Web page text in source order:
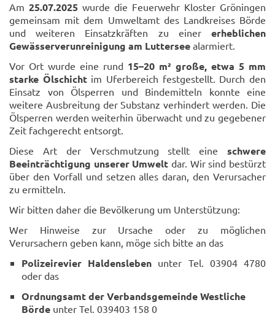
Am 25.07.2025 wurde die Feuerwehr Kloster Gröningen
gemeinsam mit dem Umweltamt des Landkreises Börde
und weiteren Einsatzkräften zu einer erheblichen
Gewässerverunreinigung am Luttersee alarmiert.
Vor Ort wurde eine rund 15–20 m² große, etwa 5 mm
starke Ölschichtim Uferbereich festgestellt. Durch den
Einsatz von Ölsperren und Bindemitteln konnte eine
weitere Ausbreitung der Substanz verhindert werden. Die
Ölsperren werden weiterhin überwacht und zu gegebener
Zeit fachgerecht entsorgt.
Diese Art der Verschmutzung stellt eine schwere
Beeinträchtigung unserer Umwelt dar. Wir sind bestürzt
über den Vorfall und setzen alles daran, den Verursacher
zu ermitteln.
Wir bitten daher die Bevölkerung um Unterstützung:
Wer Hinweise zur Ursache oder zu möglichen
Verursachern geben kann, möge sich bitte an das
Polizeirevier Haldensleben unter Tel. 03904 4780
oder das
Ordnungsamt der Verbandsgemeinde Westliche
Börde unter Tel. 039403 158 0